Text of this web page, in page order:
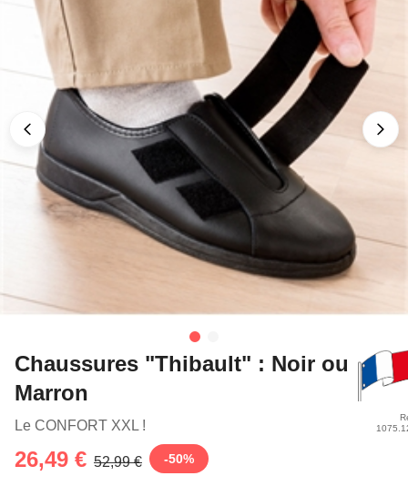
Chaussures "Thibault" : Noir ou
Marron
Le CONFORT XXL !
26,49 € 52,99 € -50%